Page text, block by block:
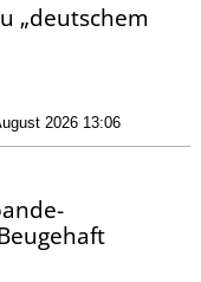
„deutschem
2026 13:06